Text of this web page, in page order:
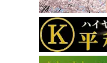
直線距離 : 0.3km